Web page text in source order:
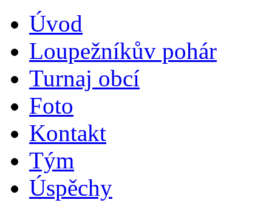
Úvod
Loupežníkův pohár
Turnaj obcí
Foto
Kontakt
Tým
Úspěchy